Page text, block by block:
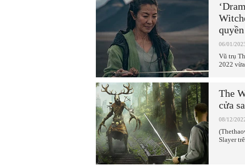
06/01/
Vũ trụ
2022
The
cửa
08/12/
Slayer